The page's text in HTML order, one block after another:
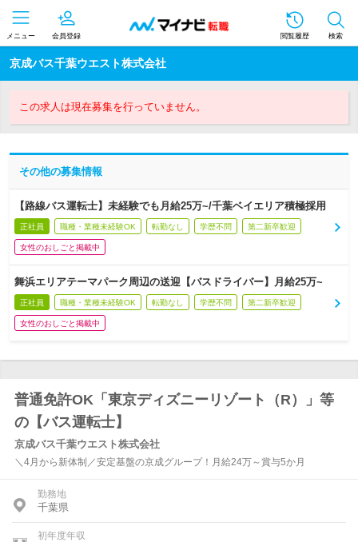
メニュー 会員登録 閲覧履歴 検索
京成バス千葉ウエスト株式会社
この求人は現在募集を行っていません。
その他の募集情報
【路線バス運転士】未経験でも月給25万~/千葉ベイエリア積極採用
正社員 職種・業種未経験OK 転勤なし 学歴不問 第二新卒歓迎
女性のおしごと掲載中
舞浜エリアテーマパーク周辺の送迎【バスドライバー】月給25万~
正社員 職種・業種未経験OK 転勤なし 学歴不問 第二新卒歓迎
女性のおしごと掲載中
普通免許OK「東京ディズニーリゾート（R）」等
の【バス運転士】
京成バス千葉ウエスト株式会社
＼4月から新体制／安定基盤の京成グループ！月給24万～賞与5か月
勤務地
千葉県
初年度年収